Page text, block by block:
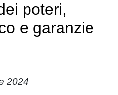
poteri,
e garanzie
2024